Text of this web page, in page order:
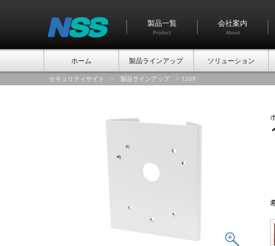
製品一覧
Product
会社案内
About
ホーム 製品ラインアップ ソリューション
セキュリティサイト > 製品ラインアップ > 120P